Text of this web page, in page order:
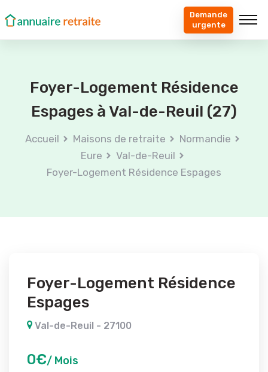
Demande
urgente
Foyer-Logement Résidence
Espages à Val-de-Reuil (27)
Accueil Maisons de retraite
Normandie
Eure
Val-de-Reuil
Foyer-Logement Résidence Espages
Foyer-Logement Résidence
Espages
Val-de-Reuil - 27100
0€/ Mois